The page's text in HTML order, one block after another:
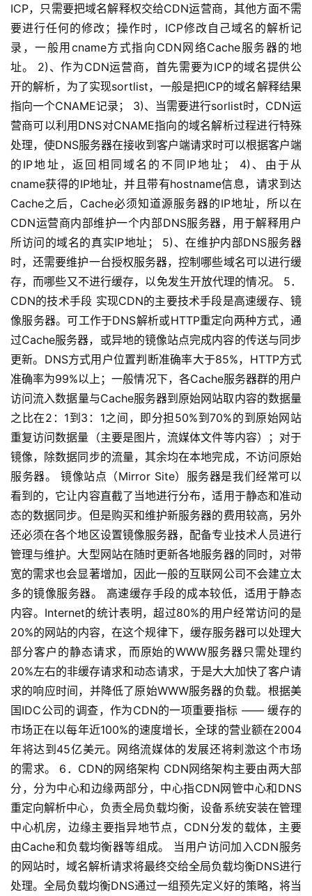
公
告
问
答
社
ICP，只需要把域名解释权交给CDN运营商，其他方面不需
要进行任何的修改；操作时，ICP修改自己域名的解析记
录，一般用cname方式指向CDN网络Cache服务器的地
址。 2)、作为CDN运营商，首先需要为ICP的域名提供公
开的解析，为了实现sortlist，一般是把ICP的域名解释结果
指向一个CNAME记录； 3)、当需要进行sorlist时，CDN运
营商可以利用DNS对CNAME指向的域名解析过程进行特殊
处理，使DNS服务器在接收到客户端请求时可以根据客户端
的IP地址，返回相同域名的不同IP地址； 4)、由于从
cname获得的IP地址，并且带有hostname信息，请求到达
Cache之后，Cache必须知道源服务器的IP地址，所以在
CDN运营商内部维护一个内部DNS服务器，用于解释用户
所访问的域名的真实IP地址； 5)、在维护内部DNS服务器
时，还需要维护一台授权服务器，控制哪些域名可以进行缓
存，而哪些又不进行缓存，以免发生开放代理的情况。 5．
CDN的技术手段 实现CDN的主要技术手段是高速缓存、镜
像服务器。可工作于DNS解析或HTTP重定向两种方式，通
过Cache服务器，或异地的镜像站点完成内容的传送与同步
更新。DNS方式用户位置判断准确率大于85%，HTTP方式
准确率为99%以上；一般情况下，各Cache服务器群的用户
访问流入数据量与Cache服务器到原始网站取内容的数据量
之比在2：1到3：1之间，即分担50%到70%的到原始网站
重复访问数据量（主要是图片，流媒体文件等内容）；对于
镜像，除数据同步的流量，其余均在本地完成，不访问原始
服务器。 镜像站点（Mirror Site）服务器是我们经常可以
看到的，它让内容直截了当地进行分布，适用于静态和准动
态的数据同步。但是购买和维护新服务器的费用较高，另外
还必须在各个地区设置镜像服务器，配备专业技术人员进行
管理与维护。大型网站在随时更新各地服务器的同时，对带
宽的需求也会显著增加，因此一般的互联网公司不会建立太
多的镜像服务器。 高速缓存手段的成本较低，适用于静态
内容。Internet的统计表明，超过80%的用户经常访问的是
20%的网站的内容，在这个规律下，缓存服务器可以处理大
部分客户的静态请求，而原始的WWW服务器只需处理约
20%左右的非缓存请求和动态请求，于是大大加快了客户请
求的响应时间，并降低了原始WWW服务器的负载。根据美
国IDC公司的调查，作为CDN的一项重要指标 —— 缓存的
市场正在以每年近100%的速度增长，全球的营业额在2004
年将达到45亿美元。网络流媒体的发展还将剌激这个市场
的需求。 6．CDN的网络架构 CDN网络架构主要由两大部
分，分为中心和边缘两部分，中心指CDN网管中心和DNS
重定向解析中心，负责全局负载均衡，设备系统安装在管理
中心机房，边缘主要指异地节点，CDN分发的载体，主要
由Cache和负载均衡器等组成。 当用户访问加入CDN服务
的网站时，域名解析请求将最终交给全局负载均衡DNS进行
处理。全局负载均衡DNS通过一组预先定义好的策略，将当